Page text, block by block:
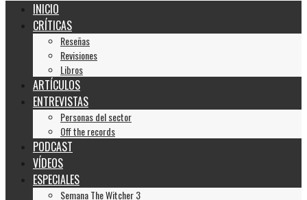
INICIO
CRÍTICAS
Reseñas
Revisiones
Libros
ARTÍCULOS
ENTREVISTAS
Personas del sector
Off the records
PODCAST
VÍDEOS
ESPECIALES
Semana The Witcher 3